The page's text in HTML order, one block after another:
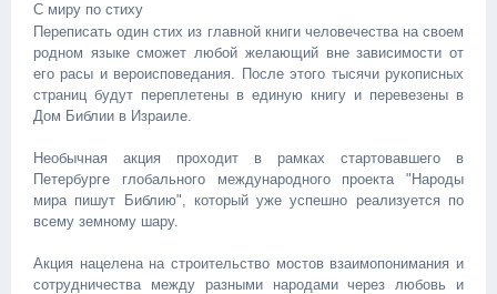
С миру по стиху
Переписать один стих из главной книги человечества на своем
родном языке сможет любой желающий вне зависимости от
его расы и вероисповедания. После этого тысячи рукописных
страниц будут переплетены в единую книгу и перевезены в
Дом Библии в Израиле.
Необычная акция проходит в рамках стартовавшего в
Петербурге глобального международного проекта "Народы
мира пишут Библию", который уже успешно реализуется по
всему земному шару.
Акция нацелена на строительство мостов взаимопонимания и
сотрудничества между разными народами через любовь и